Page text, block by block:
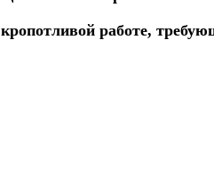
кропотливой работе,